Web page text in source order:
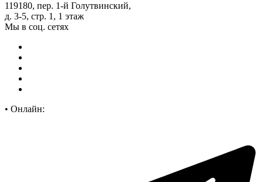
119180, пер. 1-й Голутвинский,
д. 3-5, стр. 1, 1 этаж
Мы в соц. сетях
• Онлайн: